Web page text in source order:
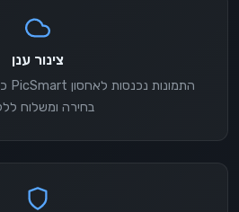
צינור ענן
בחירה ומשלוח